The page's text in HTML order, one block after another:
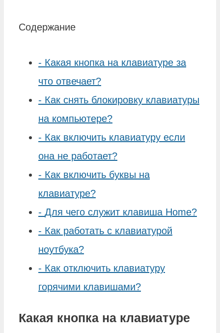
Содержание
- Какая кнопка на клавиатуре за
что отвечает?
- Как снять блокировку клавиатуры
на компьютере?
- Как включить клавиатуру если
она не работает?
- Как включить буквы на
клавиатуре?
- Для чего служит клавиша Home?
- Как работать с клавиатурой
ноутбука?
- Как отключить клавиатуру
горячими клавишами?
Какая кнопка на клавиатуре